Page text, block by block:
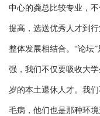
中心的龚总比较专业，
提高，选送优秀人才到
整体发展相结合。“论坛
强，我们不仅要吸收大
岁的本土退休人才。我
毛病，他们也是那种环